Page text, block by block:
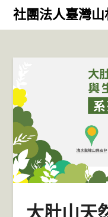
Skip社團法人臺灣
大肚山天